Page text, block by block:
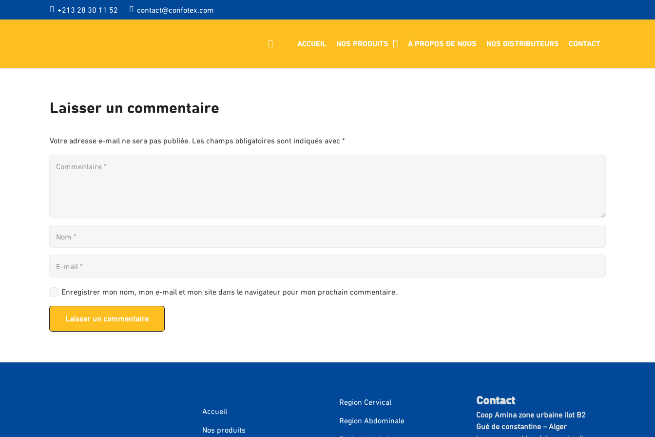
+213 28 30 11 52 contact@confotex.com
ACCUEIL NOS PRODUITS À PROPOS DE NOUS NOS DISTRIBUTEURS CONTACT
Laisser un commentaire
Votre adresse e-mail ne sera pas publiée. Les champs obligatoires sont indiqués avec *
Enregistrer mon nom, mon e-mail et mon site dans le navigateur pour mon prochain commentaire.
Laisser un commentaire
Accueil
Nos produits
Region Cervical
Region Abdominale
Contact
Coop Amina zone urbaine ilot B2
Gué de constantine – Alger